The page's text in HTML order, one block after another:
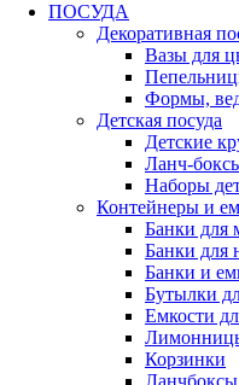
ПОСУДА
Декоративная
Вазы для
Формы,
Детская посуда
Детские
Ланч-
Наборы
Контейнеры и
Банки для
Банки для
Банки и
Бутылки
Емкости
Корзинки
Ланчбоксы